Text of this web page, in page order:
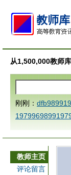
从1,500,000教师
刚刚：
a
1dfbmath
ca
教师主页
评论留言